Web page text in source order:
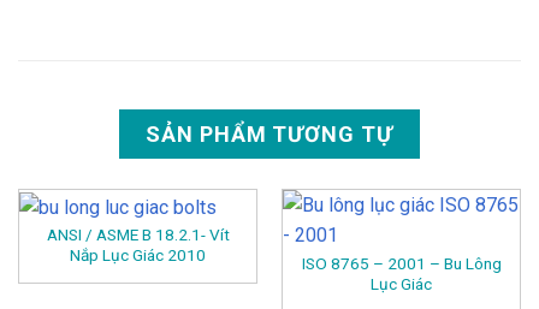
SẢN PHẨM TƯƠNG TỰ
ANSI / ASME B 18.2.1- Vít
Nắp Lục Giác 2010
ISO 8765 – 2001 – Bu Lông
Lục Giác